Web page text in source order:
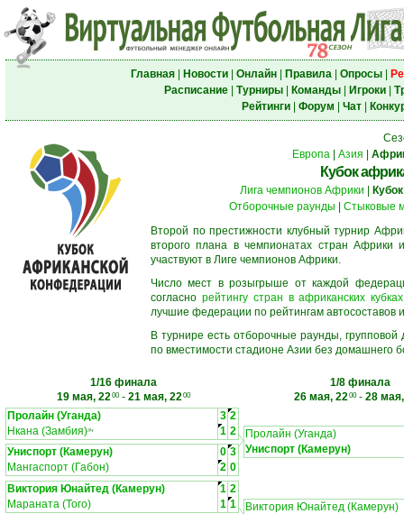
Главная| Новости| Онлайн| Правила| Опросы|
Расписание| Турниры| Команды| Игроки|
Рейтинги| Форум Чат|
Европа
Азия
Кубок
Лига чемпионов Африки
Отборочные раунды
Стыковые
Второй по престижности клубный турнир
второго плана в чемпионатах стран Африки
участвуют в Лиге чемпионов Африки.
Число мест в розыгрыше от каждой
согласно рейтингу стран в африканских кубках
лучшие федерации по рейтингам автосоставов
В турнире есть отборочные раунды,
по вместимости стадионе Азии без домашнего
1/16 финала
19 мая, 2200- 21 мая, 2200
1/8 финала
26 мая, 2200- 28
Пролайн (Уганда)
3 2
Нкана (Замбия)ЛЧ 1 2
Униспорт (Камерун)
0 3
Мангаспорт (Габон)
2 0
Пролайн (Уганда)
Униспорт (Камерун)
Виктория Юнайтед (Камерун) 1 2
Мараната (Того)
1 1
Виктория Юнайтед (Камерун)